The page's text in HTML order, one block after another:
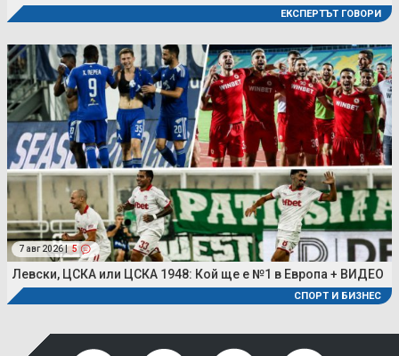
ЕКСПЕРТЪТ ГОВОРИ
7 авг 2026 | 5
Левски, ЦСКА или ЦСКА 1948: Кой ще е №1 в Европа + ВИДЕО
СПОРТ И БИЗНЕС